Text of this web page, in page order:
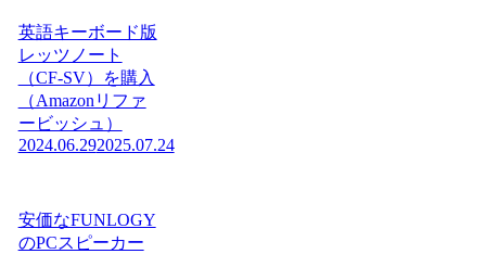
英語キーボード版
レッツノート
（CF-SV）を購入
（Amazonリファ
ービッシュ）
2024.06.292025.07.24
安価なFUNLOGY
のPCスピーカー